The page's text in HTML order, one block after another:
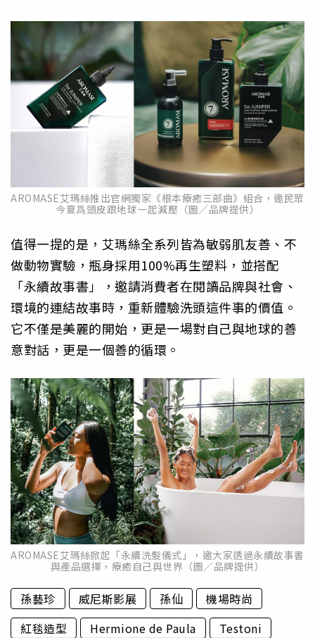
AROMASE艾瑪絲推出官網獨家《根本療癒三部曲》組合，邀民眾
今夏爲頭皮跟地球一起減壓（圖／品牌提供）
值得一提的是，艾瑪絲全系列皆為敏弱肌友善、不
做動物實驗，瓶身採用100%再生塑料，並搭配
「永續故事書」，邀請消費者在閱讀品牌與社會、
環境的連結故事時，重新體驗洗頭這件事的價值。
它不僅是美麗的開始，更是一場對自己與地球的善
意對話，更是一個善的循環。
AROMASE艾瑪絲掀起「永續洗髮儀式」，邀大家透過永續故事書
與產品選擇，療癒自己與世界（圖／品牌提供）
孫藝珍 威尼斯影展 孫仙
機場時尚
紅毯造型
Hermione de Paula
Testoni